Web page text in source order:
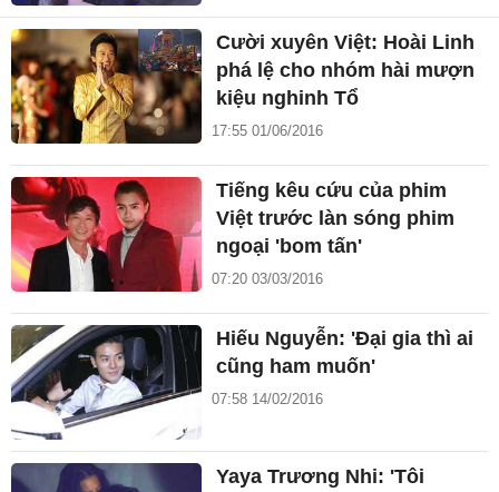
Cười xuyên Việt: Hoài Linh
phá lệ cho nhóm hài mượn
kiệu nghinh Tổ
17:55 01/06/2016
Tiếng kêu cứu của phim
Việt trước làn sóng phim
ngoại 'bom tấn'
07:20 03/03/2016
Hiếu Nguyễn: 'Đại gia thì ai
cũng ham muốn'
07:58 14/02/2016
Yaya Trương Nhi: 'Tôi